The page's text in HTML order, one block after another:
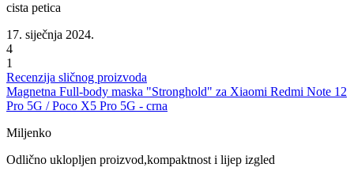
cista petica
17. siječnja 2024.
4
1
Recenzija sličnog proizvoda
Magnetna Full-body maska "Stronghold" za Xiaomi Redmi Note 12
Pro 5G / Poco X5 Pro 5G - crna
Miljenko
Odlično uklopljen proizvod,kompaktnost i lijep izgled